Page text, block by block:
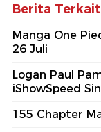
Berita Terkait
Manga One
26 Juli
Logan Paul
iShowSpeed
155 Chapter